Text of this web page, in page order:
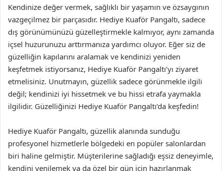
Kendinize değer vermek, sağlıklı bir yaşamın ve özsaygının
vazgeçilmez bir parçasıdır. Hediye Kuaför Pangaltı, sadece
dış görünümünüzü güzelleştirmekle kalmıyor, aynı zamanda
içsel huzurunuzu arttırmanıza yardımcı oluyor. Eğer siz de
güzelliğin kapılarını aralamak ve kendinizi yeniden
keşfetmek istiyorsanız, Hediye Kuaför Pangaltı’yı ziyaret
etmelisiniz. Unutmayın, güzellik sadece görünmekle ilgili
değil; kendinizi iyi hissetmek ve bu hissi etrafa yaymakla
ilgilidir. Güzelliğinizi Hediye Kuaför Pangaltı’da keşfedin!
Hediye Kuaför Pangaltı, güzellik alanında sunduğu
profesyonel hizmetlerle bölgedeki en popüler salonlardan
biri haline gelmiştir. Müşterilerine sağladığı eşsiz deneyimle,
kendini yenilemek ya da özel bir gün için hazırlanmak